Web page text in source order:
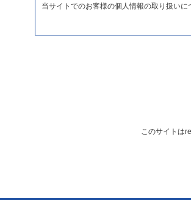
当サイトでのお客様の個人情報の取り扱いに
このサイトは